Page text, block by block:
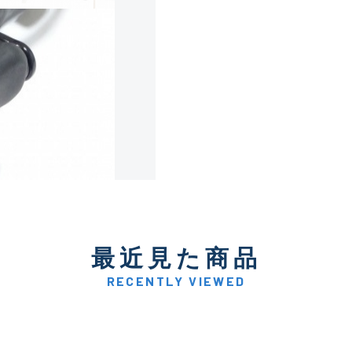
D
著しく状態が悪いが使用は
品も含む
最近見た商品
RECENTLY VIEWED